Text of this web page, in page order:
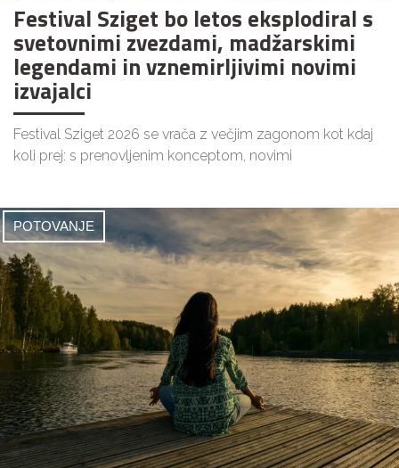
Festival Sziget bo letos eksplodiral s
svetovnimi zvezdami, madžarskimi
legendami in vznemirljivimi novimi
izvajalci
Festival Sziget 2026 se vrača z večjim zagonom kot kdaj
koli prej: s prenovljenim konceptom, novimi
POTOVANJE